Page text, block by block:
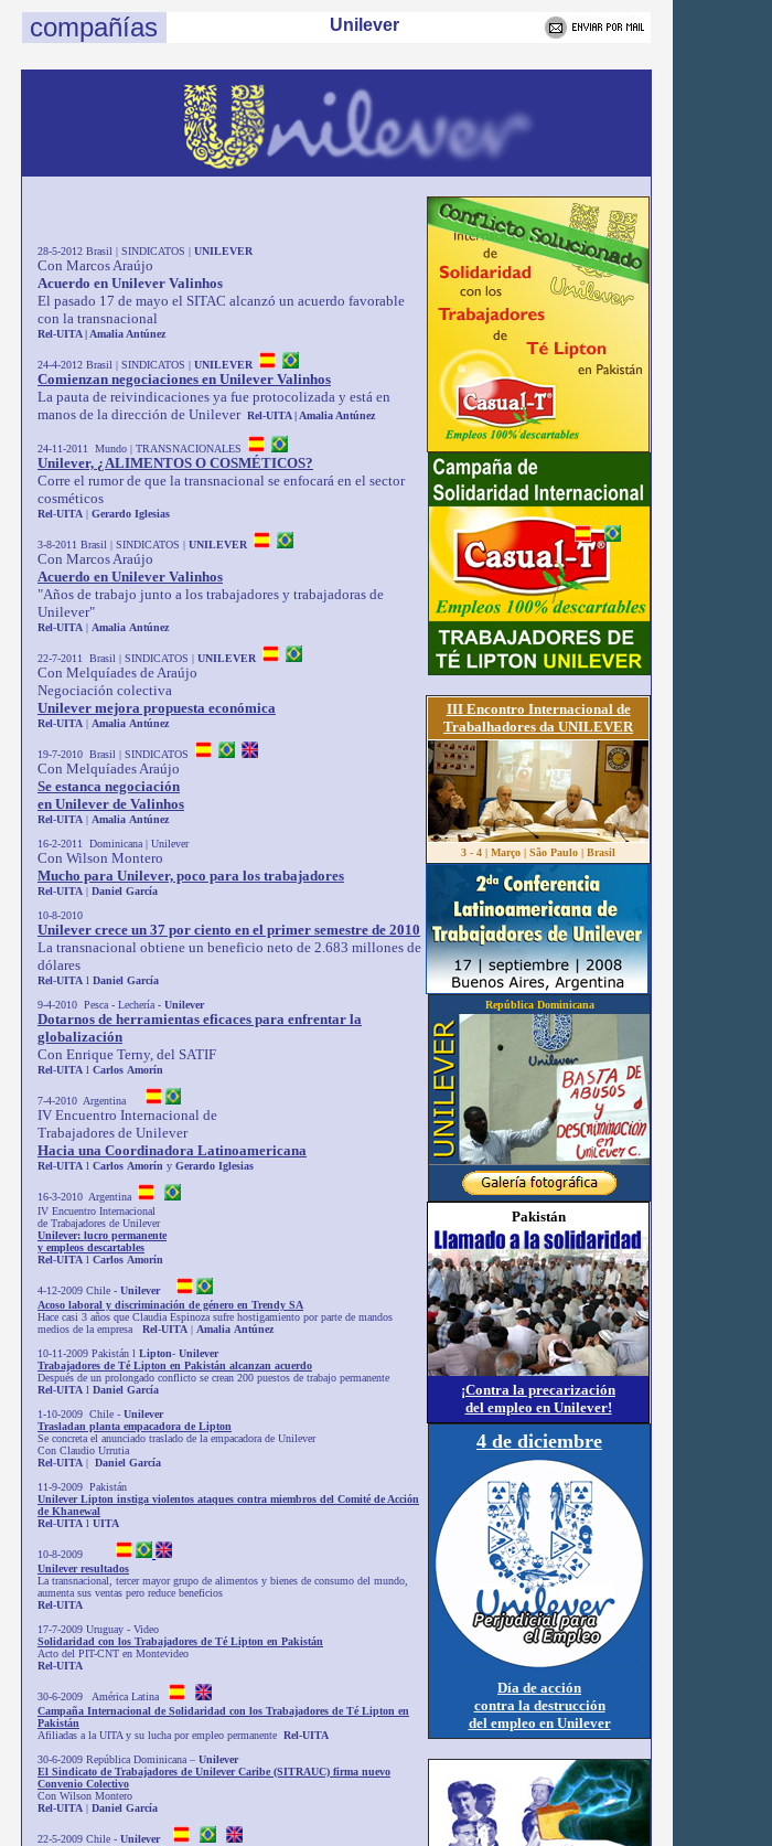
compañías Unilever
III Encontro Internacional de
Trabalhadores da UNILEVER
3 - 4 | Março | São Paulo | Brasil
República Dominicana
Pakistán
¡Contra la precarización
del empleo en Unilever!
4 de diciembre
Día de acción
contra la destrucción
del empleo en Unilever
28-5-2012 Brasil | SINDICATOS | UNILEVER
Con Marcos Araújo
Acuerdo en Unilever Valinhos
El pasado 17 de mayo el SITAC alcanzó un acuerdo favorable
con la transnacional
Rel-UITA | Amalia Antúnez
24-4-2012 Brasil | SINDICATOS | UNILEVER
Comienzan negociaciones en Unilever Valinhos
La pauta de reivindicaciones ya fue protocolizada y está en
manos de la dirección de Unilever Rel-UITA | Amalia Antúnez
24-11-2011 Mundo | TRANSNACIONALES
Unilever, ¿ALIMENTOS O COSMÉTICOS?
Corre el rumor de que la transnacional se enfocará en el sector
cosméticos
Rel-UITA | Gerardo Iglesias
3-8-2011 Brasil | SINDICATOS | UNILEVER
Con Marcos Araújo
Acuerdo en Unilever Valinhos
"Años de trabajo junto a los trabajadores y trabajadoras de
Unilever"
Rel-UITA | Amalia Antúnez
22-7-2011 Brasil | SINDICATOS | UNILEVER
Con Melquíades de Araújo
Negociación colectiva
Unilever mejora propuesta económica
Rel-UITA | Amalia Antúnez
19-7-2010 Brasil | SINDICATOS
Con Melquíades Araújo
Se estanca negociación
en Unilever de Valinhos
Rel-UITA | Amalia Antúnez
16-2-2011 Dominicana | Unilever
Con Wilson Montero
Mucho para Unilever, poco para los trabajadores
Rel-UITA | Daniel García
10-8-2010
Unilever crece un 37 por ciento en el primer semestre de 2010
La transnacional obtiene un beneficio neto de 2.683 millones de
dólares
Rel-UITA l Daniel García
9-4-2010 Pesca - Lechería - Unilever
Dotarnos de herramientas eficaces para enfrentar la
globalización
Con Enrique Terny, del SATIF
Rel-UITA l Carlos Amorín
7-4-2010 Argentina
IV Encuentro Internacional de
Trabajadores de Unilever
Hacia una Coordinadora Latinoamericana
Rel-UITA l Carlos Amorín y Gerardo Iglesias
16-3-2010 Argentina
IV Encuentro Internacional
de Trabajadores de Unilever
Unilever: lucro permanente
y empleos descartables
Rel-UITA l Carlos Amorín
4-12-2009 Chile - Unilever
Acoso laboral y discriminación de género en Trendy SA
Hace casi 3 años que Claudia Espinoza sufre hostigamiento por parte de mandos
medios de la empresa Rel-UITA | Amalia Antúnez
10-11-2009 Pakistán l Lipton- Unilever
Trabajadores de Té Lipton en Pakistán alcanzan acuerdo
Después de un prolongado conflicto se crean 200 puestos de trabajo permanente
Rel-UITA l Daniel García
1-10-2009 Chile - Unilever
Trasladan planta empacadora de Lipton
Se concreta el anunciado traslado de la empacadora de Unilever
Con Claudio Urrutia
Rel-UITA | Daniel García
11-9-2009 Pakistán
Unilever Lipton instiga violentos ataques contra miembros del Comité de Acción
de Khanewal
Rel-UITA l UITA
10-8-2009
Unilever resultados
La transnacional, tercer mayor grupo de alimentos y bienes de consumo del mundo,
aumenta sus ventas pero reduce beneficios
Rel-UITA
17-7-2009 Uruguay - Video
Solidaridad con los Trabajadores de Té Lipton en Pakistán
Acto del PIT-CNT en Montevideo
Rel-UITA
30-6-2009 América Latina
Campaña Internacional de Solidaridad con los Trabajadores de Té Lipton en
Pakistán
Afiliadas a la UITA y su lucha por empleo permanente Rel-UITA
30-6-2009 República Dominicana – Unilever
El Sindicato de Trabajadores de Unilever Caribe (SITRAUC) firma nuevo
Convenio Colectivo
Con Wilson Montero
Rel-UITA | Daniel García
22-5-2009 Chile - Unilever